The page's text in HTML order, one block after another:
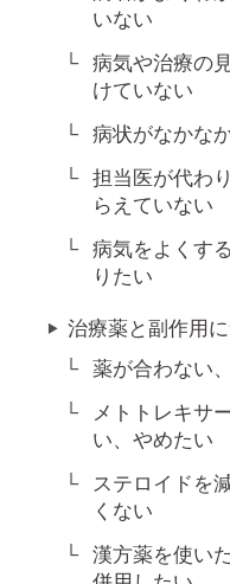
いない
病気や治療の
けていない
病状がなかな
担当医が代わ
らえていない
病気をよくす
りたい
治療薬と副作用
薬が合わない
メトトレキサ
い、やめたい
ステロイドを
くない
漢方薬を使い